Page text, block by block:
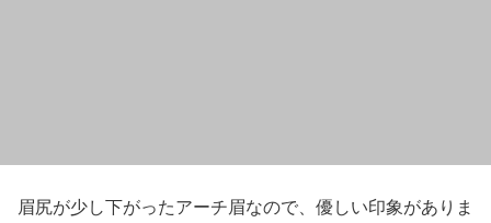
眉尻が少し下がったアーチ眉なので、優しい印象がありま